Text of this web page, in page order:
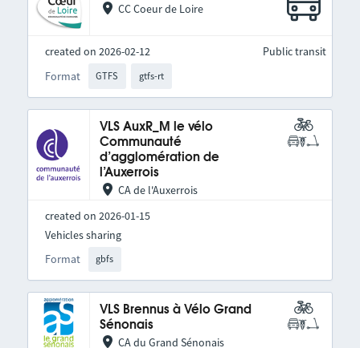
CC Coeur de Loire
created on 2026-02-12
Format
GTFS gtfs-rt
Public transit
VLS AuxR_M le vélo
Communauté
d’agglomération de
l’Auxerrois
CA de l'Auxerrois
created on 2026-01-15
Format gbfs
Vehicles sharing
VLS Brennus à Vélo Grand
Sénonais
CA du Grand Sénonais